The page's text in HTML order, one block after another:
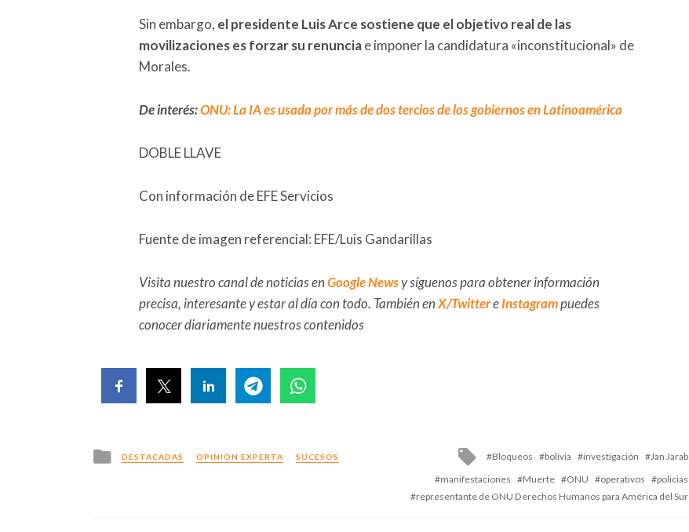
Sin embargo, el presidente Luis Arce sostiene que el objetivo real de las
movilizaciones es forzar su renunciae imponer la candidatura «inconstitucional» de
Morales.
De interés:ONU: La IA es usada por más de dos tercios de los gobiernos en Latinoamérica
DOBLE LLAVE
Con información de EFE Servicios
Fuente de imagen referencial: EFE/Luis Gandarillas
Visita nuestro canal de noticias enGoogle Newsy síguenos para obtener información
precisa, interesante y estar al día con todo. También enX/TwittereInstagrampuedes
conocer diariamente nuestros contenidos
Posted
in
DESTACADAS OPINIÓN EXPERTA SUCESOS
Tagged
Bloqueos bolivia investigación
Jan Jarab
manifestaciones
Muerte ONU operativos
policias
representante de ONU Derechos Humanos para América del Sur